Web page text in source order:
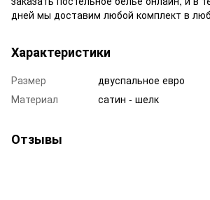
дней мы доставим любой комплект в
Характеристики
Размер
двуспальное евро
Материал
сатин - шелк
Отзывы